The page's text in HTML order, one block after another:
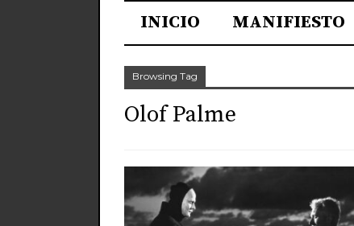
INICIO MANIFIESTO
Browsing Tag
Olof Palme